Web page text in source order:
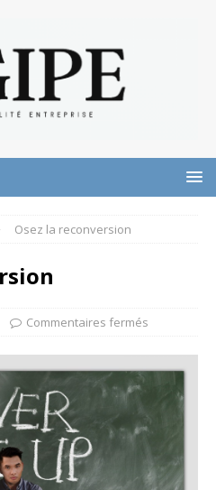
Osez la reconversion
Commentaires fermés